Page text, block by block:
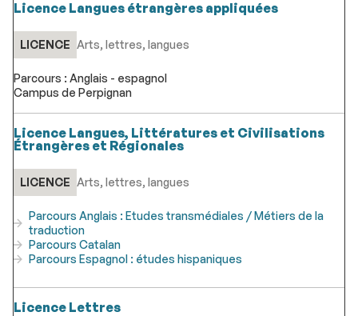
Licence Langues étrangères appliquées
LICENCE Arts, lettres, langues
Parcours : Anglais - espagnol
Campus de Perpignan
Licence Langues, Littératures et Civilisations
Étrangères et Régionales
LICENCE Arts, lettres, langues
Parcours Anglais : Etudes transmédiales / Métiers de la
traduction
Parcours Catalan
Parcours Espagnol : études hispaniques
Licence Lettres